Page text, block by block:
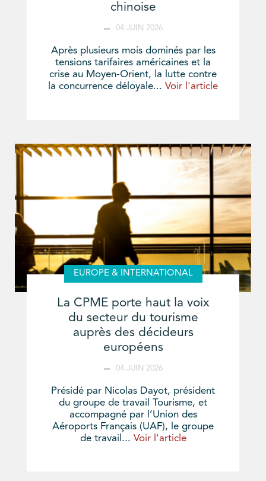
chinoise
04 JUIN 2026
Après plusieurs mois dominés par les
tensions tarifaires américaines et la
crise au Moyen-Orient, la lutte contre
la concurrence déloyale... Voir l'article
EUROPE & INTERNATIONAL
La CPME porte haut la voix
du secteur du tourisme
auprès des décideurs
européens
04 JUIN 2026
Présidé par Nicolas Dayot, président
du groupe de travail Tourisme, et
accompagné par l’Union des
Aéroports Français (UAF), le groupe
de travail... Voir l'article